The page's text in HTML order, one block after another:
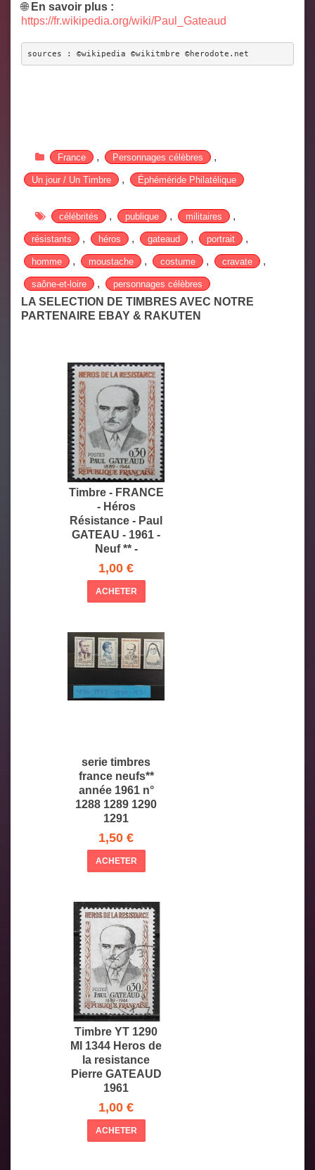
🌐 En savoir plus :
https://fr.wikipedia.org/wiki/Paul_Gateaud
sources : ©wikipedia ©wikitmbre ©herodote.net
France , Personnages célèbres ,
Un jour / Un Timbre , Éphéméride Philatélique
célébrités , publique , militaires ,
résistants , héros , gateaud , portrait ,
homme , moustache , costume , cravate ,
saône-et-loire , personnages célèbres
LA SELECTION DE TIMBRES AVEC NOTRE
PARTENAIRE EBAY & RAKUTEN
Timbre - FRANCE
- Héros
Résistance - Paul
GATEAU - 1961 -
Neuf ** -
1,00 €
ACHETER
serie timbres
france neufs**
année 1961 n°
1288 1289 1290
1291
1,50 €
ACHETER
Timbre YT 1290
MI 1344 Heros de
la resistance
Pierre GATEAUD
1961
1,00 €
ACHETER